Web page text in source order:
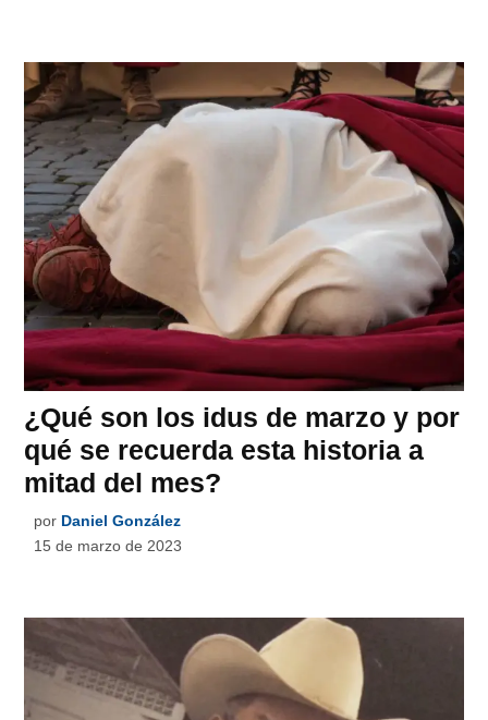
¿Qué son los idus de marzo y por
qué se recuerda esta historia a
mitad del mes?
por Daniel González
15 de marzo de 2023